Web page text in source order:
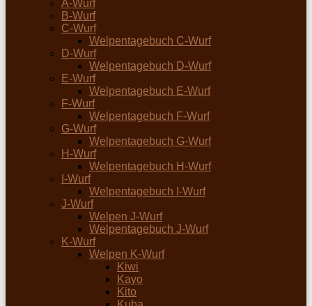
A-Wurf
B-Wurf
C-Wurf
Welpentagebuch C-Wurf
D-Wurf
Welpentagebuch D-Wurf
E-Wurf
Welpentagebuch E-Wurf
F-Wurf
Welpentagebuch F-Wurf
G-Wurf
Welpentagebuch G-Wurf
H-Wurf
Welpentagebuch H-Wurf
I-Wurf
Welpentagebuch I-Wurf
J-Wurf
Welpen J-Wurf
Welpentagebuch J-Wurf
K-Wurf
Welpen K-Wurf
Kiwi
Kayo
Kito